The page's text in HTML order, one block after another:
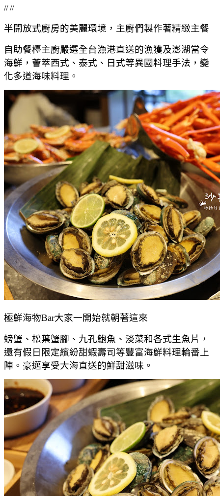
// //
半開放式廚房的美麗環境，主廚們製作著精緻主餐
自助餐檯主廚嚴選全台漁港直送的漁獲及澎湖當令
海鮮，薈萃西式、泰式、日式等異國料理手法，變
化多道海味料理。
極鮮海物Bar大家一開始就朝著這來
螃蟹、松葉蟹腳、九孔鮑魚、淡菜和各式生魚片，
還有假日限定繽紛甜蝦壽司等豐富海鮮料理輪番上
陣。豪邁享受大海直送的鮮甜滋味。